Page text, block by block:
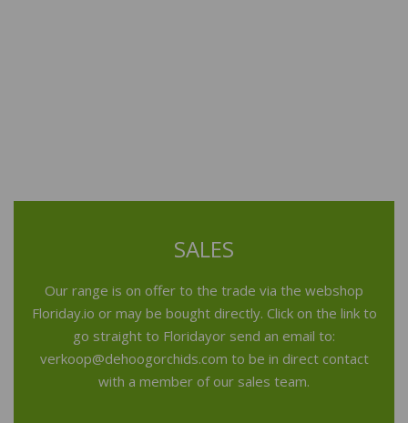
SALES
Our range is on offer to the trade via the webshop
Floriday.io or may be bought directly. Click on the link to
go straight to Floridayor send an email to:
verkoop@dehoogorchids.com to be in direct contact
with a member of our sales team.